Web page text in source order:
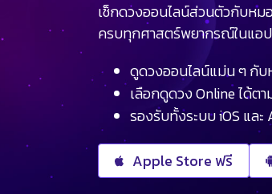
เช็กดวงออนไลน์ส่วนตัวกับห
ครบทุกศาสตร์พยากรณ์ในแอ
ดูดวงออนไลน์แม่น ๆ กั
เลือกดูดวง Online ได้
รองรับทั้งระบบ iOS แล
Apple Store ฟรี